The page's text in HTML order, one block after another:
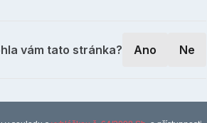
vám tato stránka? Ano Ne